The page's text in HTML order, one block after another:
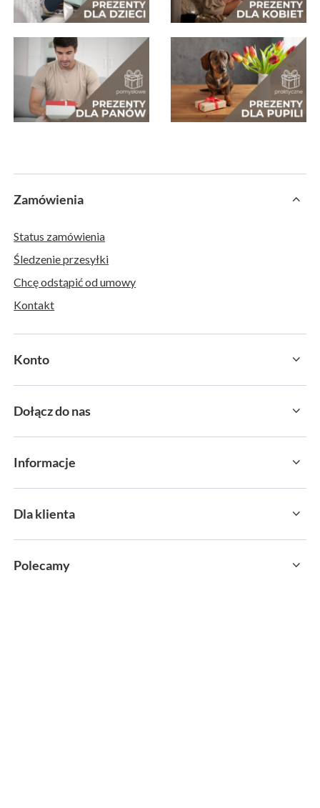
Zamówienia
Status zamówienia
Śledzenie przesyłki
Chcę odstąpić od umowy
Kontakt
Konto
Dołącz do nas
Informacje
Dla klienta
Polecamy